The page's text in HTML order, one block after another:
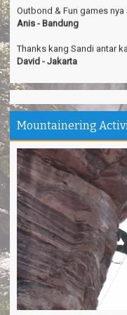
Thanks kang Sandi antar
Pantai Karapyak
Santirah Pangandaran
Camping Ipukan Enjoy
Vina - Jakarta
Kampung Badud &
Indra - Tasikmalaya
Jojogan / Wonderhill
Pupung - Magelang
Pepedan Hill Indah &
Deni - Sumedang
Pantai Batuhiu mantap...
Shella - Semarang
Mountainering